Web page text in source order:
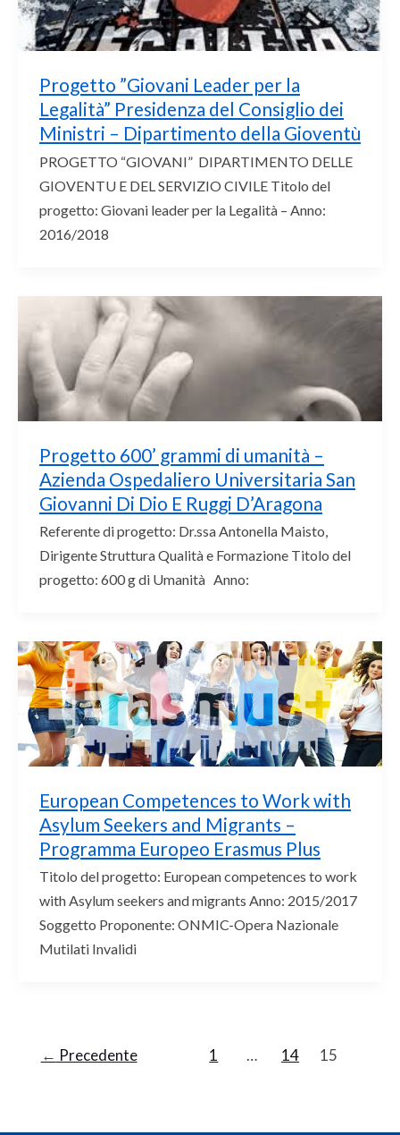
Progetto ”Giovani Leader per la
Legalità” Presidenza del Consiglio dei
Ministri – Dipartimento della Gioventù
PROGETTO “GIOVANI” DIPARTIMENTO DELLE
GIOVENTU E DEL SERVIZIO CIVILE Titolo del
progetto: Giovani leader per la Legalità – Anno:
2016/2018
Progetto 600’ grammi di umanità –
Azienda Ospedaliero Universitaria San
Giovanni Di Dio E Ruggi D’Aragona
Referente di progetto: Dr.ssa Antonella Maisto,
Dirigente Struttura Qualità e Formazione Titolo del
progetto: 600 g di Umanità Anno:
European Competences to Work with
Asylum Seekers and Migrants –
Programma Europeo Erasmus Plus
Titolo del progetto: European competences to work
with Asylum seekers and migrants Anno: 2015/2017
Soggetto Proponente: ONMIC-Opera Nazionale
Mutilati Invalidi
← Precedente 1 … 14 15